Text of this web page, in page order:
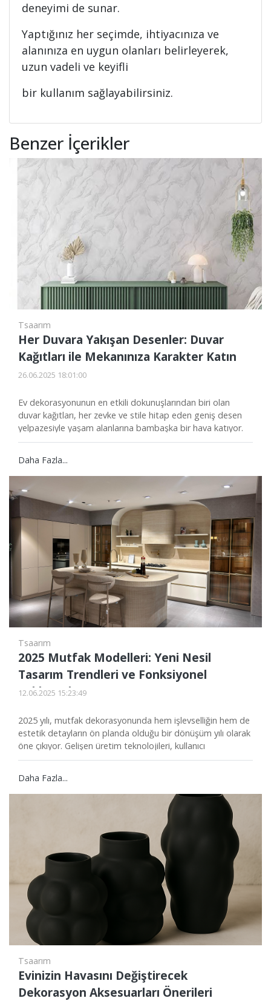
deneyimi de sunar.
Yaptığınız her seçimde, ihtiyacınıza ve
alanınıza en uygun olanları belirleyerek,
uzun vadeli ve keyifli
bir kullanım sağlayabilirsiniz.
Benzer İçerikler
Tsaarım
Her Duvara Yakışan Desenler: Duvar
Kağıtları ile Mekanınıza Karakter Katın
26.06.2025 18:01:00
Ev dekorasyonunun en etkili dokunuşlarından biri olan
duvar kağıtları, her zevke ve stile hitap eden geniş desen
yelpazesiyle yaşam alanlarına bambaşka bir hava katıyor.
Özellikle her duvara uyum sağlayabilen sade, geometrik,
klasik tarza sahip olun, mekanınıza kolayca karakter
kazandırabilirsiniz.
Daha Fazla...
Tsaarım
2025 Mutfak Modelleri: Yeni Nesil
Tasarım Trendleri ve Fonksiyonel
Yaklaşımlar
12.06.2025 15:23:49
2025 yılı, mutfak dekorasyonunda hem işlevselliğin hem de
estetik detayların ön planda olduğu bir dönüşüm yılı olarak
öne çıkıyor. Gelişen üretim teknolojileri, kullanıcı
alışkanlıklarındaki değişim ve sürdürülebilirlik odağı, mutfak
hazırlıyor. Bu yılın mutfak modellerinde, konforu artıran
detaylarla birlikte modern, minimalist ve doğal tasarım
Daha Fazla...
Tsaarım
Evinizin Havasını Değiştirecek
Dekorasyon Aksesuarları Önerileri